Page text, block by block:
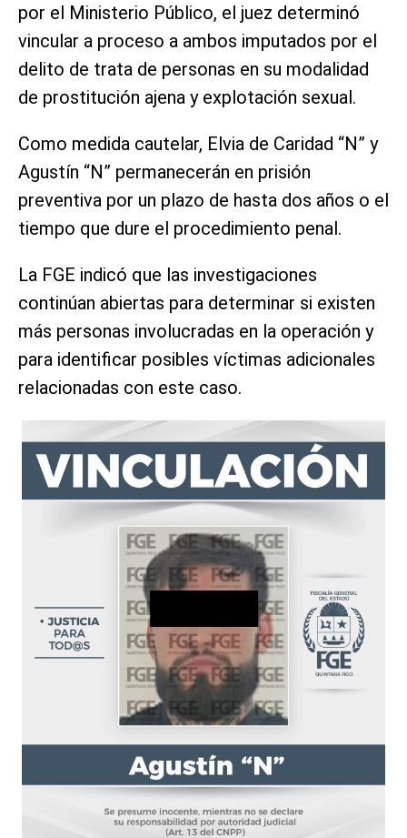
por el Ministerio Público, el juez determinó
vincular a proceso a ambos imputados por el
delito de trata de personas en su modalidad
de prostitución ajena y explotación sexual.
Como medida cautelar, Elvia de Caridad “N” y
Agustín “N” permanecerán en prisión
preventiva por un plazo de hasta dos años o el
tiempo que dure el procedimiento penal.
La FGE indicó que las investigaciones
continúan abiertas para determinar si existen
más personas involucradas en la operación y
para identificar posibles víctimas adicionales
relacionadas con este caso.